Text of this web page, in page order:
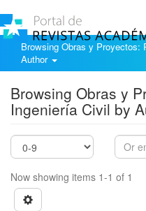
Browsing Obras y
Author
Browsing Obras y
Ingeniería Civil by
Now showing items 1-1 of 1